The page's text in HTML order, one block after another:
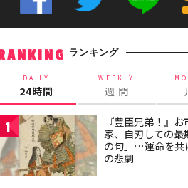
ランキング
DAILY
24時間
WEEKLY
週 間
1
『豊臣兄弟！』
家、自刃しての最
の句」…運命を共
の悲劇